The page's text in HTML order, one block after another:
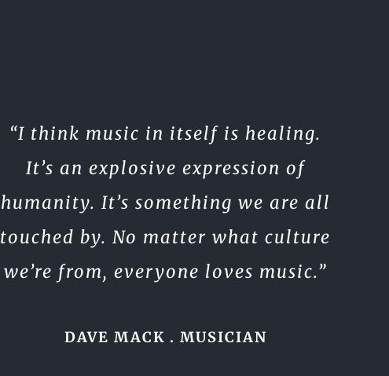
“I think music in itself is healing.
It’s an explosive expression of
humanity. It’s something we are all
touched by. No matter what culture
we’re from, everyone loves music.”
DAVE MACK . MUSICIAN